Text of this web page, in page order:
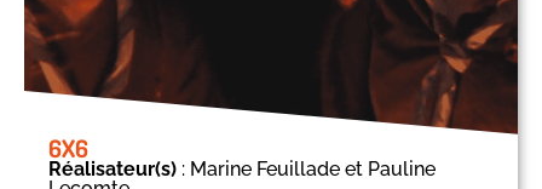
6X6
Réalisateur(s) : Marine Feuillade et Pauline